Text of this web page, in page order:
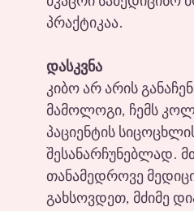
პრაქტიკაა.
დასკვნა
კიბო არ არის
მამოლოგი, ჩემს
პაციენტის
შესანარჩუნებლად.
თანამედროვე
გახსოვდეთ, მძიმე